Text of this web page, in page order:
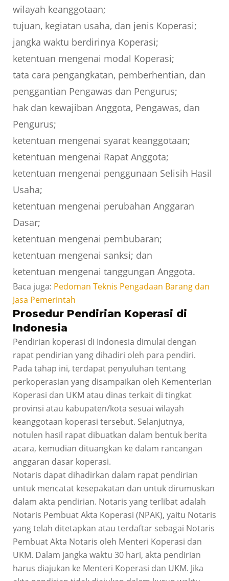
wilayah keanggotaan;
tujuan, kegiatan usaha, dan jenis Koperasi;
jangka waktu berdirinya Koperasi;
ketentuan mengenai modal Koperasi;
tata cara pengangkatan, pemberhentian, dan
penggantian Pengawas dan Pengurus;
hak dan kewajiban Anggota, Pengawas, dan
Pengurus;
ketentuan mengenai syarat keanggotaan;
ketentuan mengenai Rapat Anggota;
ketentuan mengenai penggunaan Selisih Hasil
Usaha;
ketentuan mengenai perubahan Anggaran
Dasar;
ketentuan mengenai pembubaran;
ketentuan mengenai sanksi; dan
ketentuan mengenai tanggungan Anggota.
Baca juga: Pedoman Teknis Pengadaan Barang dan
Jasa Pemerintah
Prosedur Pendirian Koperasi di
Indonesia
Pendirian koperasi di Indonesia dimulai dengan
rapat pendirian yang dihadiri oleh para pendiri.
Pada tahap ini, terdapat penyuluhan tentang
perkoperasian yang disampaikan oleh Kementerian
Koperasi dan UKM atau dinas terkait di tingkat
provinsi atau kabupaten/kota sesuai wilayah
keanggotaan koperasi tersebut. Selanjutnya,
notulen hasil rapat dibuatkan dalam bentuk berita
acara, kemudian dituangkan ke dalam rancangan
anggaran dasar koperasi.
Notaris dapat dihadirkan dalam rapat pendirian
untuk mencatat kesepakatan dan untuk dirumuskan
dalam akta pendirian. Notaris yang terlibat adalah
Notaris Pembuat Akta Koperasi (NPAK), yaitu Notaris
yang telah ditetapkan atau terdaftar sebagai Notaris
Pembuat Akta Notaris oleh Menteri Koperasi dan
UKM. Dalam jangka waktu 30 hari, akta pendirian
harus diajukan ke Menteri Koperasi dan UKM. Jika